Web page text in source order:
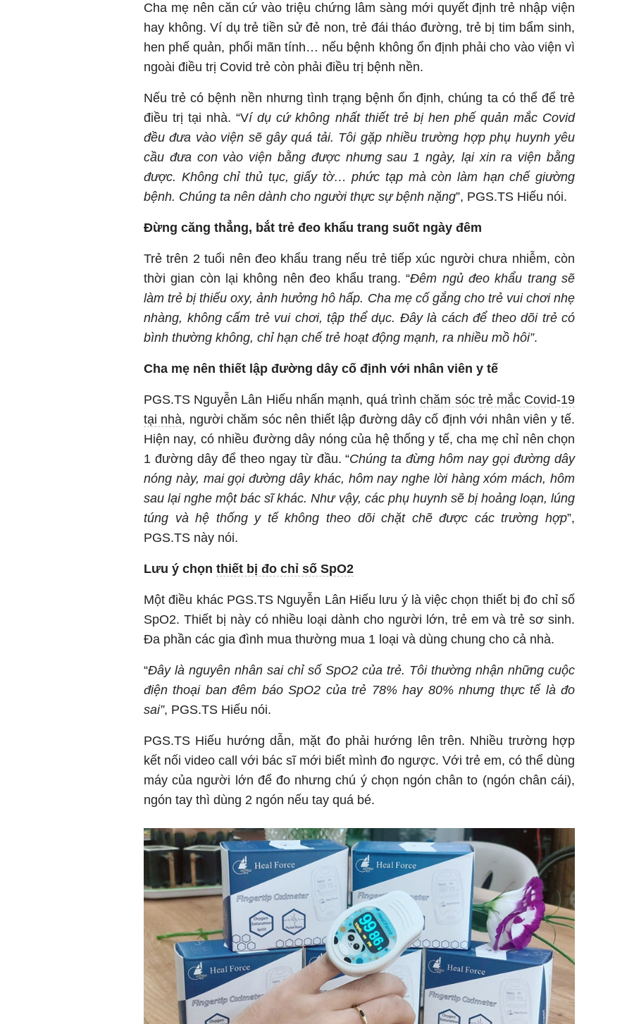
Cha mẹ nên căn cứ vào triệu chứng lâm sàng mới quyết định trẻ nhập viện
hay không. Ví dụ trẻ tiền sử đẻ non, trẻ đái tháo đường, trẻ bị tim bẩm sinh,
hen phế quản, phổi mãn tính… nếu bệnh không ổn định phải cho vào viện vì
ngoài điều trị Covid trẻ còn phải điều trị bệnh nền.
Nếu trẻ có bệnh nền nhưng tình trạng bệnh ổn định, chúng ta có thể để trẻ
điều trị tại nhà. “Ví dụ cứ không nhất thiết trẻ bị hen phế quản mắc Covid
đều đưa vào viện sẽ gây quá tải. Tôi gặp nhiều trường hợp phụ huynh yêu
cầu đưa con vào viện bằng được nhưng sau 1 ngày, lại xin ra viện bằng
được. Không chỉ thủ tục, giấy tờ… phức tạp mà còn làm hạn chế giường
bệnh. Chúng ta nên dành cho người thực sự bệnh nặng”, PGS.TS Hiếu nói.
Đừng căng thẳng, bắt trẻ đeo khẩu trang suốt ngày đêm
Trẻ trên 2 tuổi nên đeo khẩu trang nếu trẻ tiếp xúc người chưa nhiễm, còn
thời gian còn lại không nên đeo khẩu trang. “Đêm ngủ đeo khẩu trang sẽ
làm trẻ bị thiếu oxy, ảnh hưởng hô hấp. Cha mẹ cố gắng cho trẻ vui chơi nhẹ
nhàng, không cấm trẻ vui chơi, tập thể dục. Đây là cách để theo dõi trẻ có
bình thường không, chỉ hạn chế trẻ hoạt động mạnh, ra nhiều mồ hôi”.
Cha mẹ nên thiết lập đường dây cố định với nhân viên y tế
PGS.TS Nguyễn Lân Hiếu nhấn mạnh, quá trìnhchăm sóc trẻ mắc Covid-19
tại nhà, người chăm sóc nên thiết lập đường dây cố định với nhân viên y tế.
Hiện nay, có nhiều đường dây nóng của hệ thống y tế, cha mẹ chỉ nên chọn
1 đường dây để theo ngay từ đầu. “Chúng ta đừng hôm nay gọi đường dây
nóng này, mai gọi đường dây khác, hôm nay nghe lời hàng xóm mách, hôm
sau lại nghe một bác sĩ khác. Như vậy, các phụ huynh sẽ bị hoảng loạn, lúng
túng và hệ thống y tế không theo dõi chặt chẽ được các trường hợp”,
PGS.TS này nói.
Lưu ý chọn thiết bị đo chỉ số SpO2
Một điều khác PGS.TS Nguyễn Lân Hiếu lưu ý là việc chọn thiết bị đo chỉ số
SpO2. Thiết bị này có nhiều loại dành cho người lớn, trẻ em và trẻ sơ sinh.
Đa phần các gia đình mua thường mua 1 loại và dùng chung cho cả nhà.
“Đây là nguyên nhân sai chỉ số SpO2 của trẻ. Tôi thường nhận những cuộc
điện thoại ban đêm báo SpO2 của trẻ 78% hay 80% nhưng thực tế là đo
sai”, PGS.TS Hiếu nói.
PGS.TS Hiếu hướng dẫn, mặt đo phải hướng lên trên. Nhiều trường hợp
kết nối video call với bác sĩ mới biết mình đo ngược. Với trẻ em, có thể dùng
máy của người lớn để đo nhưng chú ý chọn ngón chân to (ngón chân cái),
ngón tay thì dùng 2 ngón nếu tay quá bé.